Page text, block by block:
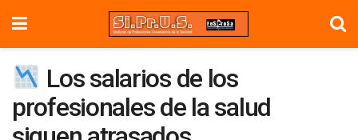
Los salarios de los
profesionales de la salud